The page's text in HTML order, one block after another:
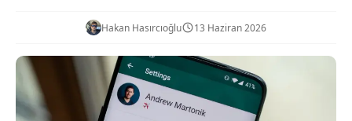
Hakan Hasırcıoğlu 13 Haziran 2026